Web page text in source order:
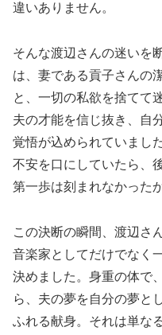
違いありません。
そんな渡辺さんの迷いを
は、妻である貢子さんの
と、一切の私欲を捨てて
夫の才能を信じ抜き、自
覚悟が込められていまし
不安を口にしていたら、
第一歩は刻まれなかった
この決断の瞬間、渡辺さ
音楽家としてだけでなく
決めました。身重の体で
ら、夫の夢を自分の夢と
ふれる献身。それは単な